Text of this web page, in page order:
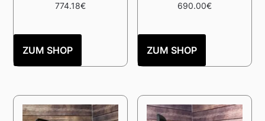
774.18€
ZUM SHOP
690.00€
ZUM SHOP